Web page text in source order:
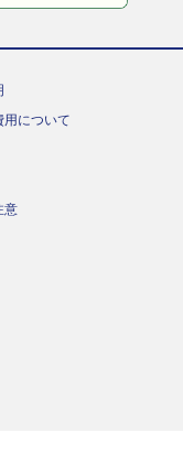
について
意